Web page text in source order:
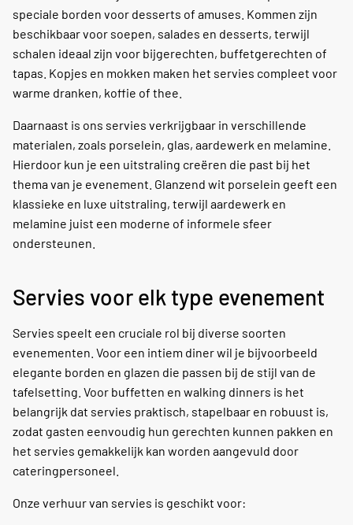
speciale borden voor desserts of amuses. Kommen zijn
beschikbaar voor soepen, salades en desserts, terwijl
schalen ideaal zijn voor bijgerechten, buffetgerechten of
tapas. Kopjes en mokken maken het servies compleet voor
warme dranken, koffie of thee.
Daarnaast is ons servies verkrijgbaar in verschillende
materialen, zoals porselein, glas, aardewerk en melamine.
Hierdoor kun je een uitstraling creëren die past bij het
thema van je evenement. Glanzend wit porselein geeft een
klassieke en luxe uitstraling, terwijl aardewerk en
melamine juist een moderne of informele sfeer
ondersteunen.
Servies voor elk type evenement
Servies speelt een cruciale rol bij diverse soorten
evenementen. Voor een intiem diner wil je bijvoorbeeld
elegante borden en glazen die passen bij de stijl van de
tafelsetting. Voor buffetten en walking dinners is het
belangrijk dat servies praktisch, stapelbaar en robuust is,
zodat gasten eenvoudig hun gerechten kunnen pakken en
het servies gemakkelijk kan worden aangevuld door
cateringpersoneel.
Onze verhuur van servies is geschikt voor: